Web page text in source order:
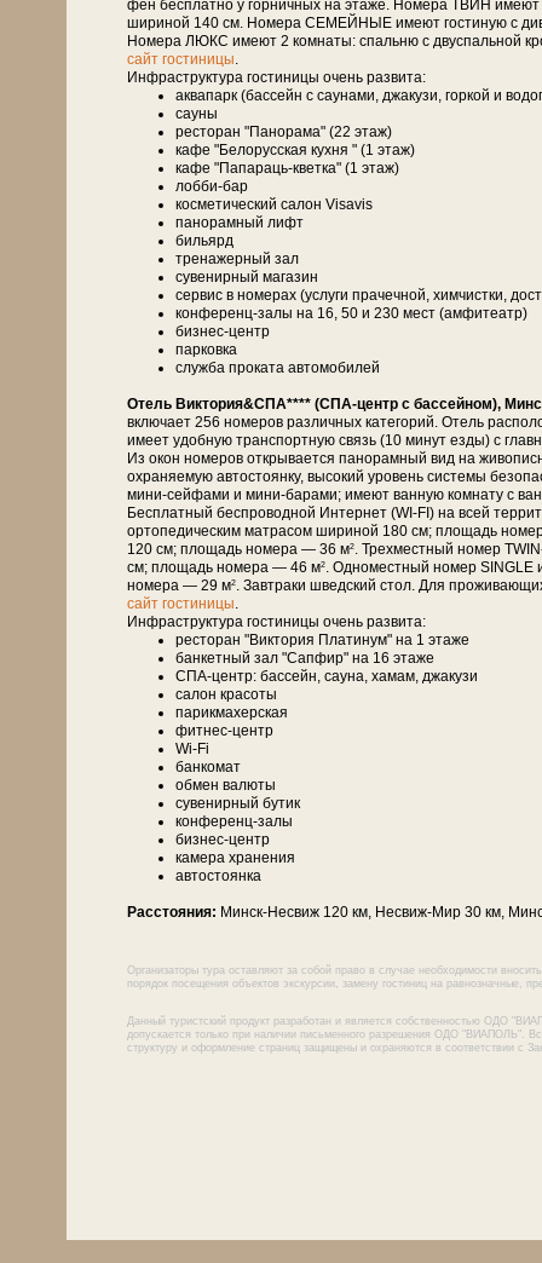
фен бесплатно у горничных на этаже. Номера ТВИН
шириной 140 см. Номера СЕМЕЙНЫЕ имеют гостиную с
Номера ЛЮКС имеют 2 комнаты: спальню с двуспальной
сайт гостиницы.
Инфраструктура гостиницы очень развита:
аквапарк (бассейн с саунами, джакузи, горкой и
сауны
ресторан "Панорама" (22 этаж)
кафе "Белорусская кухня " (1 этаж)
кафе "Папараць-кветка" (1 этаж)
лобби-бар
косметический салон Visavis
панорамный лифт
бильярд
тренажерный зал
сувенирный магазин
сервис в номерах (услуги прачечной, химчистки,
конференц-залы на 16, 50 и 230 мест (амфитеатр)
бизнес-центр
парковка
служба проката автомобилей
Отель Виктория&СПА**** (СПА-центр с бассейном),
включает 256 номеров различных категорий. Отель
имеет удобную транспортную связь (10 минут езды) с
Из окон номеров открывается панорамный вид на
охраняемую автостоянку, высокий уровень системы
мини-сейфами и мини-барами; имеют ванную комнату с
Бесплатный беспроводной Интернет (WI-FI) на всей
ортопедическим матрасом шириной 180 см; площадь
120 см; площадь номера — 36 м2. Трехместный номер
см; площадь номера — 46 м2. Одноместный номер SINGLE
номера — 29 м2. Завтраки шведский стол. Для
сайт гостиницы.
Инфраструктура гостиницы очень развита:
ресторан "Виктория Платинум" на 1 этаже
банкетный зал "Сапфир" на 16 этаже
СПА-центр: бассейн, сауна, хамам, джакузи
салон красоты
парикмахерская
фитнес-центр
Wi-Fi
банкомат
обмен валюты
сувенирный бутик
конференц-залы
бизнес-центр
камера хранения
автостоянка
Расстояния: Минск-Несвиж 120 км, Несвиж-Мир 30 км,
Организаторы тура оставляют за собой право в случае необходимости
порядок посещения объектов экскурсии, замену гостиниц на равнозначные,
Данный туристский продукт разработан и является собственностью ОДО
допускается только при наличии письменного разрешения ОДО "ВИАПОЛЬ".
структуру и оформление страниц защищены и охраняются в соответствии с